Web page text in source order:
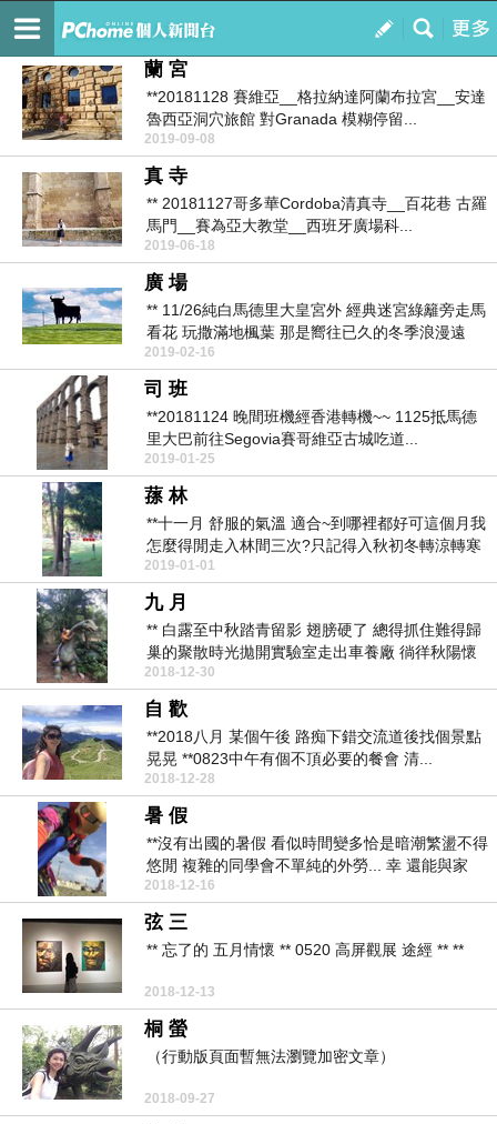
我的
訂閱
印地安園地
蘭 宮
**20181128 賽維亞__格拉納達阿蘭布拉宮__安達
魯西亞洞穴旅館 對Granada 模糊停留...
2019-09-08
真 寺
** 20181127哥多華Cordoba清真寺__百花巷 古羅
馬門__賽為亞大教堂__西班牙廣場科...
2019-06-18
廣 場
** 11/26純白馬德里大皇宮外 經典迷宮綠籬旁走馬
看花 玩撒滿地楓葉 那是嚮往已久的冬季浪漫遠
遠...
2019-02-16
司 班
**20181124 晚間班機經香港轉機~~ 1125抵馬德
里大巴前往Segovia賽哥維亞古城吃道...
2019-01-25
蓀 林
**十一月 舒服的氣溫 適合~到哪裡都好可這個月我
怎麼得閒走入林間三次?只記得入秋初冬轉涼轉寒
好多...
2019-01-01
九 月
** 白露至中秋踏青留影 翅膀硬了 總得抓住難得歸
巢的聚散時光拋開實驗室走出車養廠 徜徉秋陽懷
抱 把...
2018-12-30
自 歡
**2018八月 某個午後 路痴下錯交流道後找個景點
晃晃 **0823中午有個不頂必要的餐會 清...
2018-12-28
暑 假
**沒有出國的暑假 看似時間變多恰是暗潮繁盪不得
悠閒 複雜的同學會不單純的外勞... 幸 還能與家
人...
2018-12-16
弦 三
** 忘了的 五月情懷 ** 0520 高屏觀展 途經 ** **
2018-12-13
桐 螢
（行動版頁面暫無法瀏覽加密文章）
2018-09-27